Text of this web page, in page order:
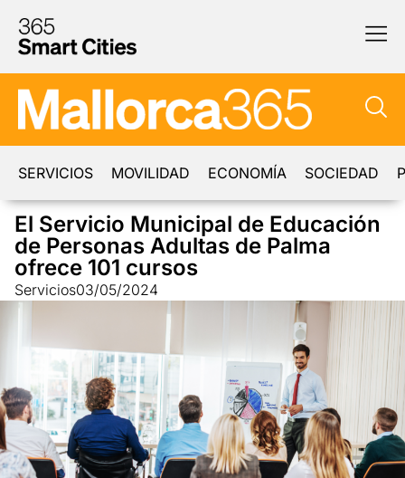
SERVICIOS MOVILIDAD ECONOMÍA SOCIEDAD
El Servicio Municipal de Educación
de Personas Adultas de Palma
ofrece 101 cursos
Servicios03/05/2024